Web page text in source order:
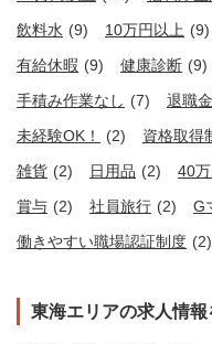
飲料水 (9) 10万円以上 (9)
有給休暇 (9) 健康診断 (9)
手積み作業なし (7) 退職金
未経験OK！
(2) 資格取得
雑貨 (2) 日用品 (2) 40
賞与 (2) 社員旅行 (2) G
働きやすい職場認証制度 (2)
東海エリアの求人情報